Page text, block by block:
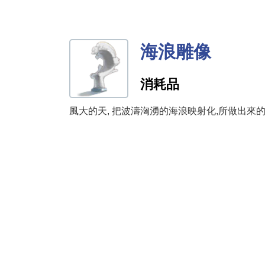
海浪雕像
消耗品
風大的天, 把波濤洶湧的海浪映射化,所做出來的